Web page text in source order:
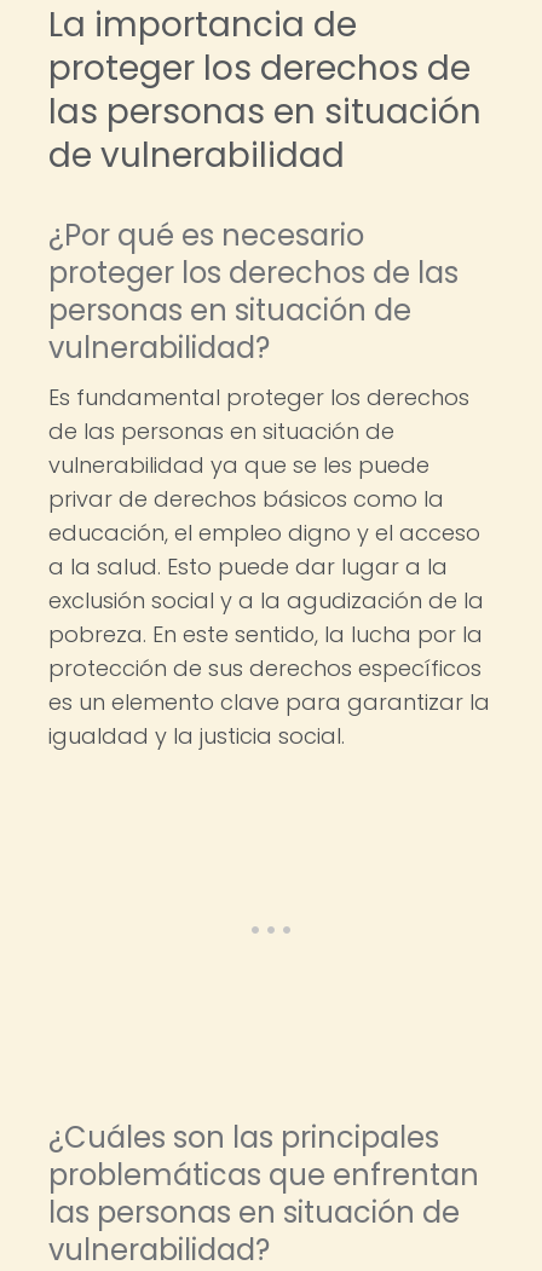
La importancia de
proteger los derechos de
las personas en situación
de vulnerabilidad
¿Por qué es necesario
proteger los derechos de las
personas en situación de
vulnerabilidad?
Es fundamental proteger los derechos
de las personas en situación de
vulnerabilidad ya que se les puede
privar de derechos básicos como la
educación, el empleo digno y el acceso
a la salud. Esto puede dar lugar a la
exclusión social y a la agudización de la
pobreza. En este sentido, la lucha por la
protección de sus derechos específicos
es un elemento clave para garantizar la
igualdad y la justicia social.
¿Cuáles son las principales
problemáticas que enfrentan
las personas en situación de
vulnerabilidad?